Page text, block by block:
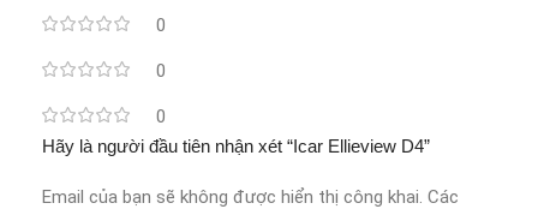
0
0
0
Hãy là người đầu tiên nhận xét “Icar Ellieview D4”
Email của bạn sẽ không được hiển thị công khai. Các